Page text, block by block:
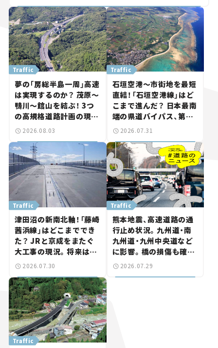
Traffic
夢の「房総半島一周」高速
は実現するのか？ 茂原～
鴨川～館山を結ぶ！ 3つ
の高規格道路計画の現
状。「館山鴨川道路」で検
討進む【いま気になる道
路計画】
2026.08.03
Traffic
石垣空港～市街地を最短
直結！「石垣空港線」はど
こまで進んだ？ 日本最南
端の県道バイパス、第2
工区も延伸開通 【いま気
になる道路計画】
2026.07.31
Traffic
津田沼の新南北軸！「藤崎
茜浜線」はどこまででき
た？ JRと京成をまたぐ
大工事の現況。将来は
「習志野～鎌ケ谷」を最短
計画】
2026.07.30
Traffic
熊本地震、高速道路の通
行止め状況。九州道・南
九州道・九州中央道など
に影響。橋の損傷も確認
【道路のニュース】
2026.07.29
Traffic